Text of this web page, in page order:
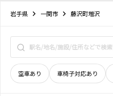
岩手県 一関市 藤沢町増沢
空車あり 車椅子対応あり